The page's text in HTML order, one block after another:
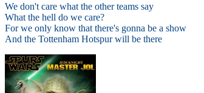
We don't care what the other teams say
What the hell do we care?
For we only know that there's gonna be a show
And the Tottenham Hotspur will be there